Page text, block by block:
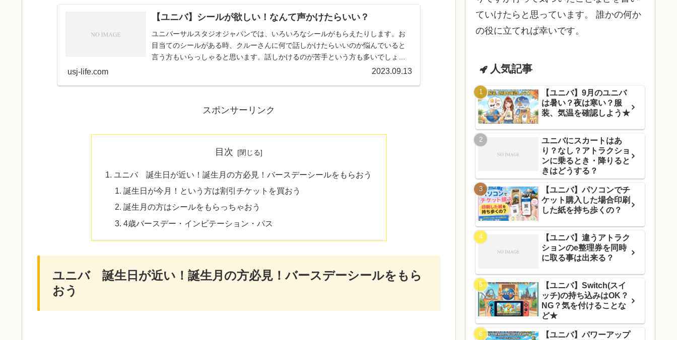
【ユニバ】シールが欲しい！なんて声かけたらいい？
ユニバーサルスタジオジャパンでは、いろいろなシールがもらえたりします。お
目当てのシールがある時、クルーさんに何で話しかけたらいいのか悩んでいると
言う方もいらっしゃると思います。話しかけるのが苦手という方も多いでしょ
usj-life.com 2023.09.13
スポンサーリンク
目次
ユニバ 誕生日が近い！誕生月の方必見！バースデーシールをもらおう
誕生日が今月！という方は割引チケットを買おう
誕生月の方はシールをもらっちゃおう
4歳バースデー・インビテーション・パス
ユニバ 誕生日が近い！誕生月の方必見！バースデーシールをもら
おう
ていけたらと思っています。 誰かの何か
の役に立てれば幸いです。
人気記事
【ユニバ】9月のユニバ
は暑い？夜は寒い？服
装、気温を確認しよう★
ユニバにスカートはあ
り？なし？アトラクショ
ンに乗るとき・降りると
きはどうする？
【ユニバ】パソコンでチ
ケット購入した場合印刷
した紙を持ち歩くの？
【ユニバ】違うアトラク
ションのe整理券を同時
に取る事は出来る？
【ユニバ】Switch(スイ
ッチ)の持ち込みはOK？
NG？気を付けることな
ど★
【ユニバ】パワーアップ